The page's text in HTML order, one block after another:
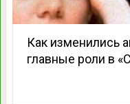
Как изменились
главные роли в